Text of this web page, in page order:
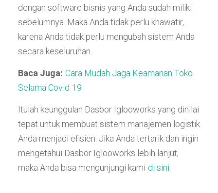
dengan software bisnis yang Anda sudah miliki
sebelumnya. Maka Anda tidak perlu khawatir,
karena Anda tidak perlu mengubah sistem Anda
secara keseluruhan.
Baca Juga: Cara Mudah Jaga Keamanan Toko
Selama Covid-19
Itulah keunggulan Dasbor Iglooworks yang dinilai
tepat untuk membuat sistem manajemen logistik
Anda menjadi efisien. Jika Anda tertarik dan ingin
mengetahui Dasbor Iglooworks lebih lanjut,
maka Anda bisa mengunjungi kami di sini.